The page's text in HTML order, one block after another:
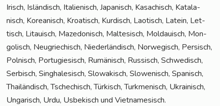
Irisch, Islän­disch, Ita­lie­nisch, Japa­nisch, Kasa­chisch, Kata­la­
nisch, Korea­nisch, Kroa­tisch, Kur­disch, Lao­tisch, Latein, Let­
tisch, Litau­isch, Maze­do­nisch, Mal­te­sisch, Mol­dauisch, Mon­
go­lisch, Neu­grie­chisch, Nie­der­län­disch, Nor­we­gisch, Per­sisch,
Pol­nisch, Por­tu­gie­sisch, Rumä­nisch, Rus­sisch, Schwe­disch,
Ser­bisch, Sin­gha­le­sisch, Slo­wa­kisch, Slo­we­nisch, Spa­nisch,
Thai­län­disch, Tsche­chisch, Tür­kisch, Turk­me­ni­sch, Ukrai­nisch,
Unga­risch, Urdu, Usbe­kisch und Vietnamesisch.